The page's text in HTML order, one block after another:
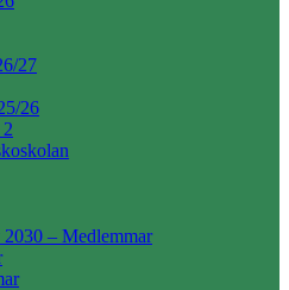
27
26
– Medlemmar